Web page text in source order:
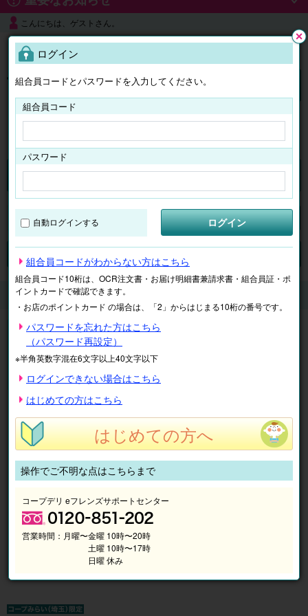
こんにちは、ゲストさん。
よくある質問
ログイン
くらしのサービス マイページ
検索
くらしのサービス 家庭用エアコンクリーニング
◆エアコン内のカビは冷房(結露)により発生します。吹き出し口を
ご確認ください。
家庭用エアコンクリーニング
※「サイドファン機能付壁掛エアコン」については8/24～価格改定
となります。
ログイン
組合員コードとパスワードを入力してください。
組合員コード
パスワード
自動ログインする ログイン
組合員コードがわからない方はこちら
組合員コード10桁は、OCR注文書・お届け明細書兼請求書・組合員証・ポ
イントカードで確認できます。
・お店のポイントカード の場合は、「2」からはじまる10桁の番号です。
パスワードを忘れた方はこちら
（パスワード再設定）
※半角英数字混在6文字以上40文字以下
ログインできない場合はこちら
はじめての方はこちら
はじめての方へ
操作でご不明な点はこちらまで
コープデリ eフレンズサポートセンター
営業時間： 月曜〜金曜 10時〜20時
土曜 10時〜17時
日曜 休み